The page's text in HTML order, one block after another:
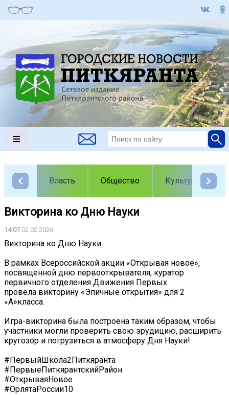
Власть Общество Культура
Викторина ко Дню Науки
14:0702.02.2026
Викторина ко Дню Науки
В рамках Всероссийской акции «Открывая новое»,
посвященной дню первооткрывателя, куратор
первичного отделения Движения Первых
провела викторину «Эпичные открытия» для 2
«А»класса.
Игра-викторина была построена таким образом, чтобы
участники могли проверить свою эрудицию, расширить
кругозор и погрузиться в атмосферу Дня Науки!
#ПервыйШкола2Питкяранта
#ПервыеПиткярантскийРайон
#ОткрываяНовое
#ОрлятаРоссии10